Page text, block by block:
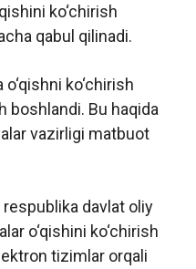
ko‘chirish
qabul qilinadi.
ko‘chirish
boshlandi. Bu haqida
vazirligi matbuot
davlat oliy
o‘qishini ko‘chirish
tizimlar orqali